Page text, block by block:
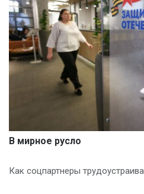
В мирное русло
Как соцпартнеры